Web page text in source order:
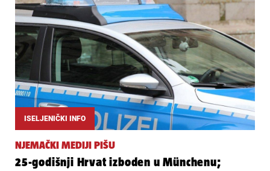
ISELJENIČKI INFO
NJEMAČKI MEDIJI PIŠU
25-godišnji Hrvat izboden u Münchenu;